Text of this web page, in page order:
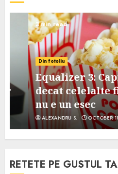
3 min read
Din fotoliu
Equalizer 3:
decat celelalte
nu e un esec
ALEXANDRU S. OCTOBER 18, 2023
RETETE PE GUSTUL